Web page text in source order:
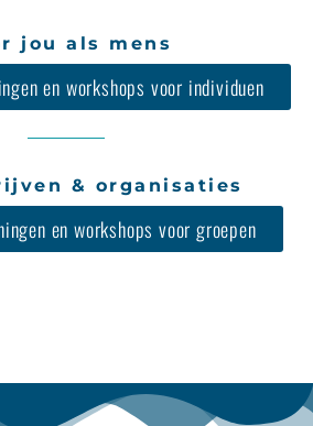
jou als mens
en workshops voor individuen
& organisaties
en workshops voor groepen